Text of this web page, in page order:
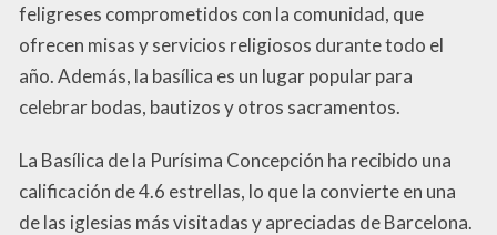
feligreses comprometidos con la comunidad, que
ofrecen misas y servicios religiosos durante todo el
año. Además, la basílica es un lugar popular para
celebrar bodas, bautizos y otros sacramentos.
La Basílica de la Purísima Concepción ha recibido una
calificación de 4.6 estrellas, lo que la convierte en una
de las iglesias más visitadas y apreciadas de Barcelona.